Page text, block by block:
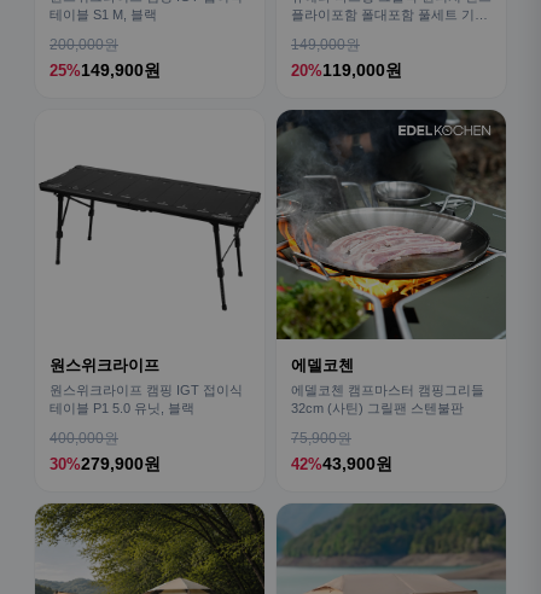
테이블 S1 M, 블랙
200,000원
25%149,900원
플라이포함 폴대포함 풀세트 기본
149,000원
20%119,000원
원스위크라이프
원스위크라이프 캠핑 IGT 접이식
테이블 P1 5.0 유닛, 블랙
400,000원
30%279,900원
에델코첸
에델코첸 캠프마스터 캠핑그리들
32cm (사틴) 그릴팬 스텐불판
75,900원
42%43,900원